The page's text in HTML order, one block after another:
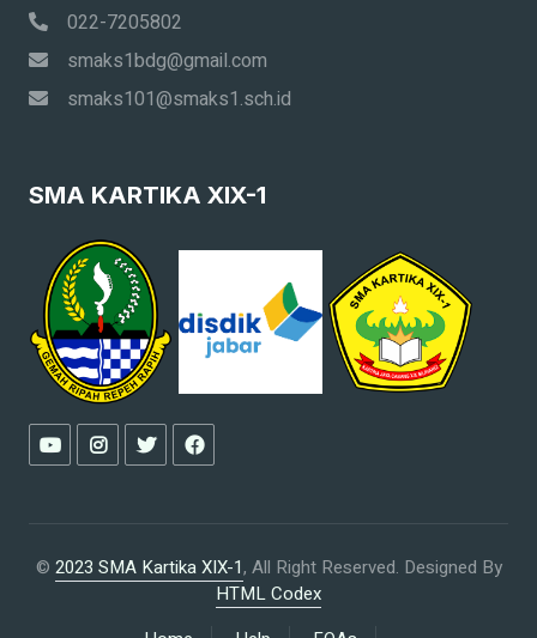
022-7205802
smaks1bdg@gmail.com
smaks101@smaks1.sch.id
SMA KARTIKA XIX-1
© 2023 SMA Kartika XIX-1, All Right Reserved. Designed By
HTML Codex